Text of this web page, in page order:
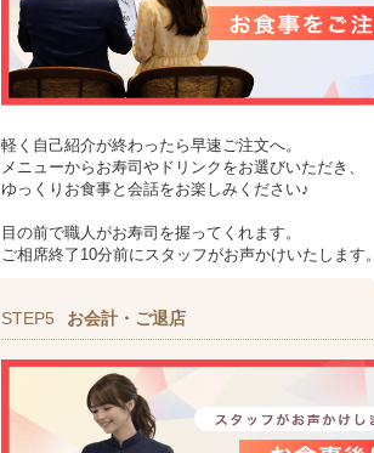
軽く自己紹介が終わったら早速ご注文へ。
メニューからお寿司やドリンクをお選びいただき、
ゆっくりお食事と会話をお楽しみください♪
目の前で職人がお寿司を握ってくれます。
ご相席終了10分前にスタッフがお声かけいたします。
STEP5 お会計・ご退店